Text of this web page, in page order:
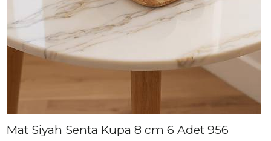
Mat Siyah Senta Kupa 8 cm 6 Adet 956